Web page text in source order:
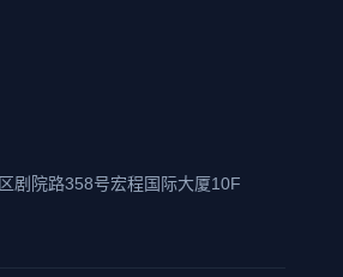
剧院路358号宏程国际大厦10F